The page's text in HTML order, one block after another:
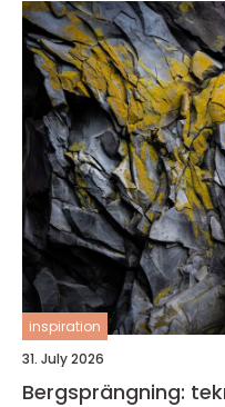
inspiration
31. July 2026
Bergsprängning: